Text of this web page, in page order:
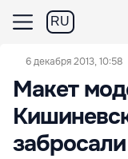
RU
6 декабря 2013, 10:58
Макет